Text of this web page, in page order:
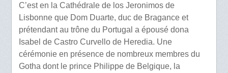
C’est en la Cathédrale de los Jeronimos de
Lisbonne que Dom Duarte, duc de Bragance et
prétendant au trône du Portugal a épousé dona
Isabel de Castro Curvello de Heredia. Une
cérémonie en présence de nombreux membres du
Gotha dont le prince Philippe de Belgique, la